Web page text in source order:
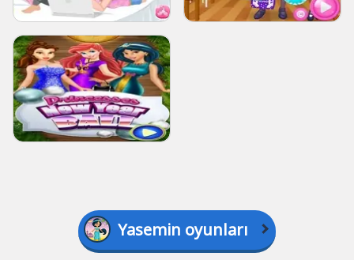
Yasemin oyunları